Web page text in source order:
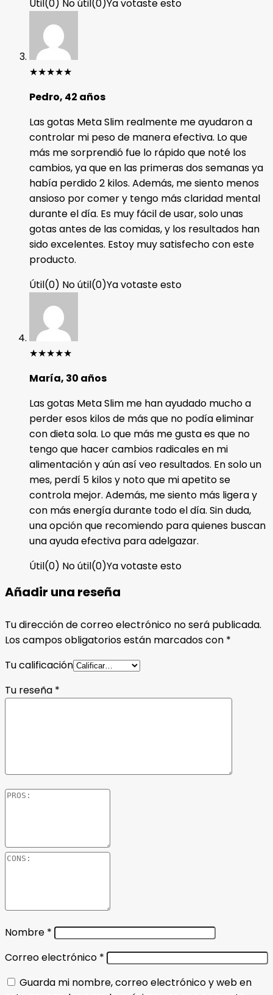
Útil(0) No útil(0)Ya votaste esto
★★★★★
Pedro, 42 años
Las gotas Meta Slim realmente me ayudaron a
controlar mi peso de manera efectiva. Lo que
más me sorprendió fue lo rápido que noté los
cambios, ya que en las primeras dos semanas ya
había perdido 2 kilos. Además, me siento menos
ansioso por comer y tengo más claridad mental
durante el día. Es muy fácil de usar, solo unas
gotas antes de las comidas, y los resultados han
sido excelentes. Estoy muy satisfecho con este
producto.
Útil(0) No útil(0)Ya votaste esto
★★★★★
María, 30 años
Las gotas Meta Slim me han ayudado mucho a
perder esos kilos de más que no podía eliminar
con dieta sola. Lo que más me gusta es que no
tengo que hacer cambios radicales en mi
alimentación y aún así veo resultados. En solo un
mes, perdí 5 kilos y noto que mi apetito se
controla mejor. Además, me siento más ligera y
con más energía durante todo el día. Sin duda,
una opción que recomiendo para quienes buscan
una ayuda efectiva para adelgazar.
Útil(0) No útil(0)Ya votaste esto
Añadir una reseña
Tu dirección de correo electrónico no será publicada.
Los campos obligatorios están marcados con *
Tu calificación
Tu reseña *
Nombre *
Correo electrónico *
Guarda mi nombre, correo electrónico y web en